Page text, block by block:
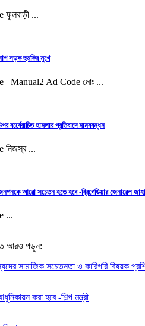
...
সড়ক হুমকির মুখে
Manual2 Ad Code মোঃ ...
বর্বেেরাচিত হামলার প্রতিবাদে মানববন্ধন
নিজস্ব ...
জনগনকে আরো সচেতন হতে হবে -ব্রিগেডিয়ার জেনারেল
...
আরও পড়ুন:
সামাজিক সচেতনতা ও কারিগরি বিষয়ক
করা হবে -শিল্প মন্ত্রী